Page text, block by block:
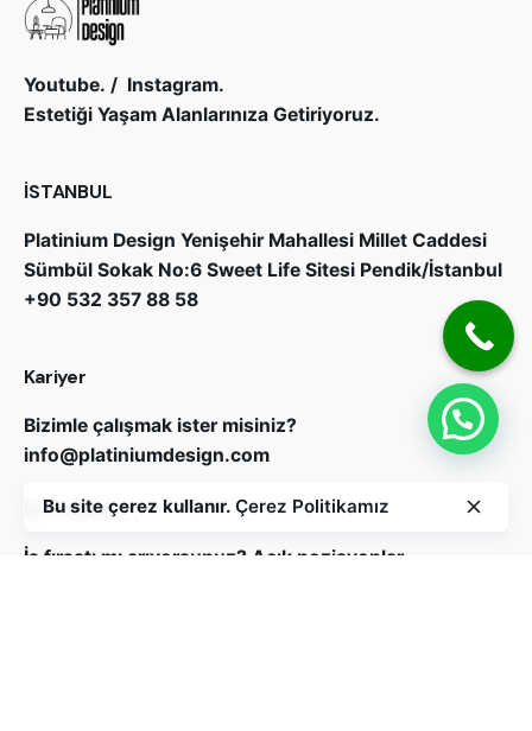
Youtube. / Instagram.
Estetiği Yaşam Alanlarınıza Getiriyoruz.
İSTANBUL
Platinium Design Yenişehir Mahallesi Millet Caddesi
Sümbül Sokak No:6 Sweet Life Sitesi Pendik/İstanbul
+90 532 357 88 58
Kariyer
Bizimle çalışmak ister misiniz?
info@platiniumdesign.com
İş Fırsatları
İş fırsatı mı arıyorsunuz? Açık pozisyonlar
Bu site çerez kullanır. Çerez Politikamız